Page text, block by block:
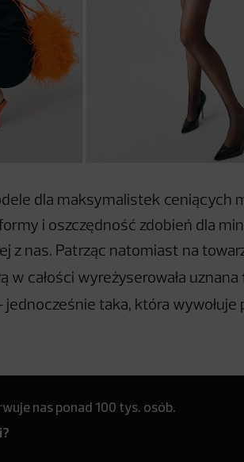
dla maksymalistek ceniących
i oszczędność zdobień dla
z nas. Patrząc natomiast na
w całości wyreżyserowała uznana
jednocześnie taka, która wywołuje
nas ponad 100 tys. osób.